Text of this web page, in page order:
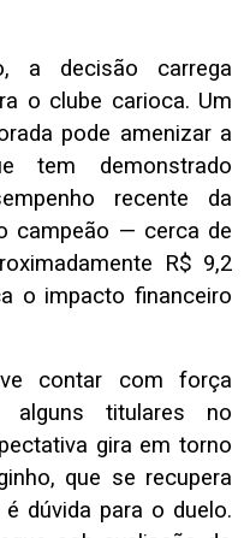
a decisão carrega
o clube carioca. Um
pode amenizar a
tem demonstrado
recente da
campeão — cerca de
R$ 9,2
o impacto financeiro
contar com força
alguns titulares no
gira em torno
que se recupera
dúvida para o duelo.